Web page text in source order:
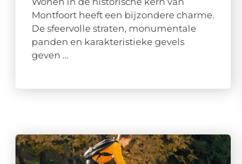
Montfoort heeft een bijzondere charme.
De sfeervolle straten, monumentale
panden en karakteristieke gevels
geven ...